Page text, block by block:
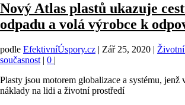
Nový Atlas plastů ukazuje
odpadu a volá výrobce k
podle EfektivníÚspory.cz | Zář 25, 2020 |
současnost | 0 |
Plasty jsou motorem globalizace a systému, jenž
náklady na lidi a životní prostředí